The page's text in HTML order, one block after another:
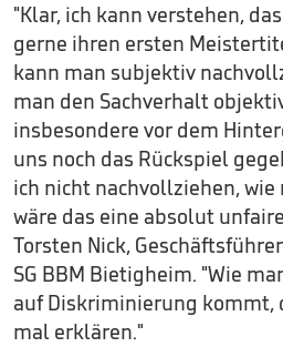
"Klar, ich kann verstehen,
gerne ihren ersten
kann man subjektiv
man den Sachverhalt
insbesondere vor dem
uns noch das Rückspiel
ich nicht nachvollziehen,
wäre das eine absolut
Torsten Nick,
SG BBM Bietigheim. "Wie
auf Diskriminierung kommt,
mal erklären."